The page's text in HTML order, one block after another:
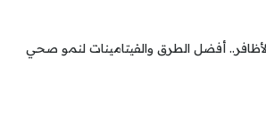
أفضل الطرق والفيتامينات لنمو صحي